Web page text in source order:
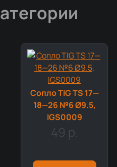
Сопло TIG TS 17—
18—26 №6 Ø9.5,
IGS0009
49 р.